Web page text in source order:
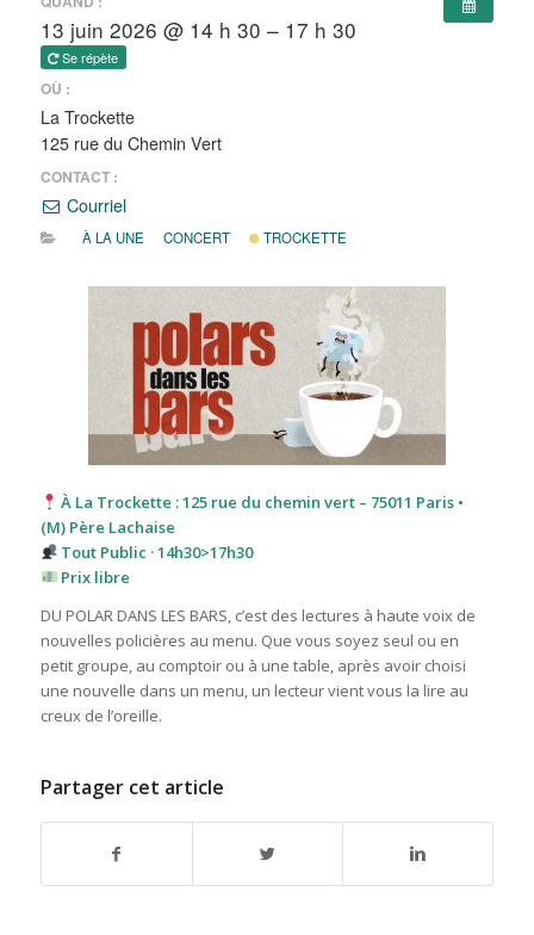
13 juin 2026 @ 14 h 30 – 17 h 30
Se répète
OÙ :
La Trockette
125 rue du Chemin Vert
CONTACT :
Courriel
À LA UNE CONCERT TROCKETTE
À La Trockette : 125 rue du chemin vert – 75011 Paris •
(M) Père Lachaise
Tout Public · 14h30>17h30
Prix libre
DU POLAR DANS LES BARS, c’est des lectures à haute voix de
nouvelles policières au menu. Que vous soyez seul ou en
petit groupe, au comptoir ou à une table, après avoir choisi
une nouvelle dans un menu, un lecteur vient vous la lire au
creux de l’oreille.
Partager cet article